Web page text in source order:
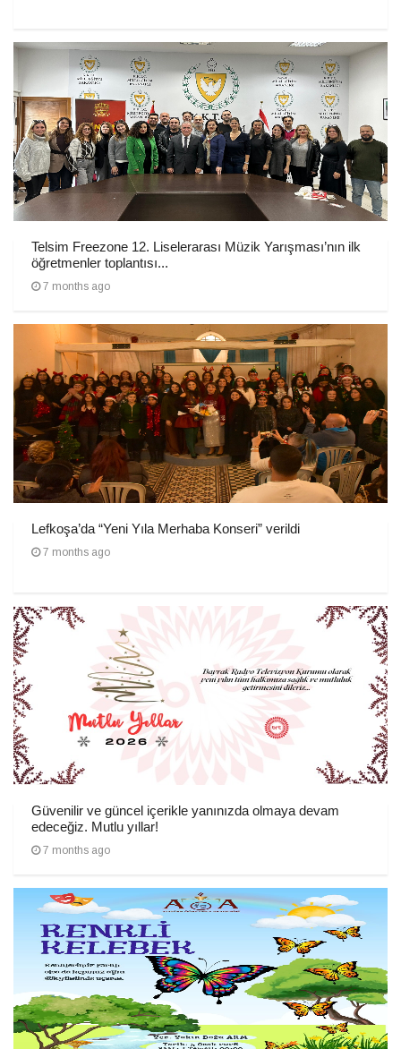
Telsim Freezone 12. Liselerarası Müzik Yarışması’nın ilk
öğretmenler toplantısı...
7 months ago
Lefkoşa’da “Yeni Yıla Merhaba Konseri” verildi
7 months ago
Güvenilir ve güncel içerikle yanınızda olmaya devam
edeceğiz. Mutlu yıllar!
7 months ago